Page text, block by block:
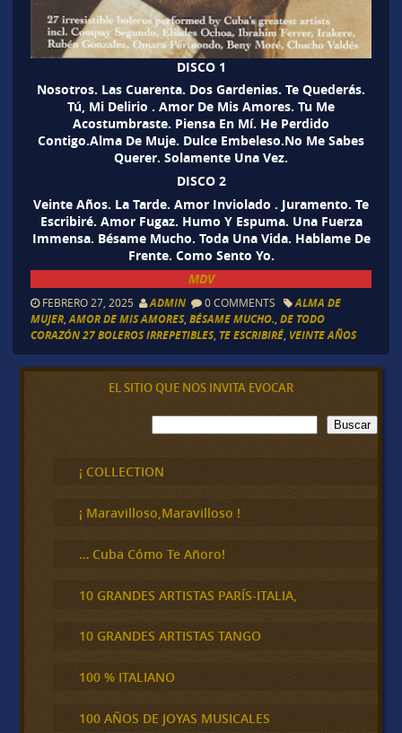
DISCO 1
Nosotros. Las Cuarenta. Dos Gardenias. Te Quederás.
Tú, Mi Delirio . Amor De Mis Amores. Tu Me
Acostumbraste. Piensa En Mí. He Perdido
Contigo.Alma De Muje. Dulce Embeleso.No Me Sabes
Querer. Solamente Una Vez.
DISCO 2
Veinte Años. La Tarde. Amor Inviolado . Juramento. Te
Escribiré. Amor Fugaz. Humo Y Espuma. Una Fuerza
Immensa. Bésame Mucho. Toda Una Vida. Hablame De
Frente. Como Sento Yo.
MDV
FEBRERO 27, 2025 ADMIN 0 COMMENTS
ALMA DE
MUJER, AMOR DE MIS AMORES, BÉSAME MUCHO. DE TODO
CORAZÓN 27 BOLEROS IRREPETIBLES, TE ESCRIBIRÉ, VEINTE AÑOS
EL SITIO QUE NOS INVITA EVOCAR
B
u
c
a
Buscar
¡ COLLECTION
¡ Maravilloso,Maravilloso !
… Cuba Cómo Te Añoro!
10 GRANDES ARTISTAS PARÍS-ITALIA,
10 GRANDES ARTISTAS TANGO
100 % ITALIANO
100 AÑOS DE JOYAS MUSICALES